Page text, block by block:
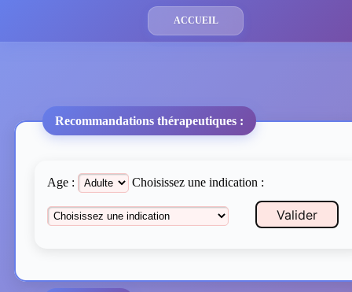
ACCUEIL
Recommandations thérapeutiques :
Age : Choisissez une indication :
Valider